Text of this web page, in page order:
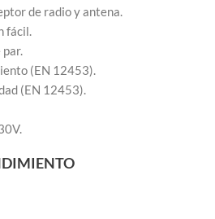
de radio y antena.
fácil.
(EN 12453).
(EN 12453).